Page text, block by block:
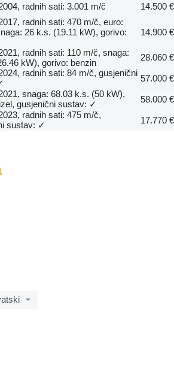
radnih sati: 3.001 m/č
14.500 €
radnih sati: 470 m/č, euro:
26 k.s. (19.11 kW), gorivo:
14.900 €
radnih sati: 110 m/č, snaga:
kW), gorivo: benzin
28.060 €
radnih sati: 84 m/č, gusjenični
57.000 €
snaga: 68.03 k.s. (50 kW),
gusjenični sustav: ✓
58.000 €
radnih sati: 475 m/č,
sustav: ✓
17.770 €